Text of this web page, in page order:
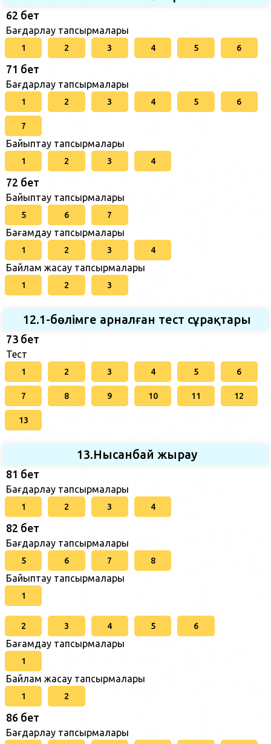
62 бет
Бағдарлау тапсырмалары
1 2 3 4 5 6
71 бет
Бағдарлау тапсырмалары
1 2 3 4 5 6
7
Байыптау тапсырмалары
1 2 3 4
72 бет
Байыптау тапсырмалары
5 6 7
Бағамдау тапсырмалары
1 2 3 4
Байлам жасау тапсырмалары
1 2 3
12.1-бөлімге арналған тест сұрақтары
73 бет
Тест
1 2 3 4 5 6
7 8 9 10 11 12
13
13.Нысанбай жырау
81 бет
Бағдарлау тапсырмалары
1 2 3 4
82 бет
Бағдарлау тапсырмалары
5 6 7 8
Байыптау тапсырмалары
1
2 3 4 5 6
Бағамдау тапсырмалары
1
Байлам жасау тапсырмалары
1 2
86 бет
Бағдарлау тапсырмалары